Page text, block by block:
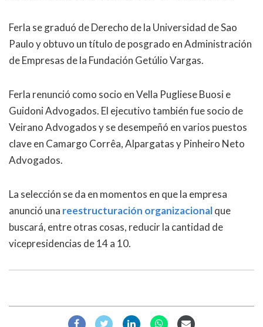
Ferla se graduó de Derecho de la Universidad de Sao
Paulo y obtuvo un título de posgrado en Administración
de Empresas de la Fundación Getúlio Vargas.
Ferla renunció como socio en Vella Pugliese Buosi e
Guidoni Advogados. El ejecutivo también fue socio de
Veirano Advogados y se desempeñó en varios puestos
clave en Camargo Corrêa, Alpargatas y Pinheiro Neto
Advogados.
La selección se da en momentos en que la empresa
anunció una reestructuración organizacionalque
buscará, entre otras cosas, reducir la cantidad de
vicepresidencias de 14 a 10.